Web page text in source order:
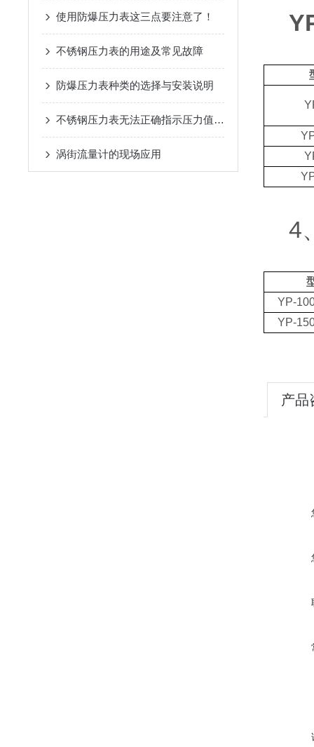
使用防爆压力表这三点要注意了！
不锈钢压力表的用途及常见故障
防爆压力表种类的选择与安装说明
不锈钢压力表无法正确指示压力值的处理
涡街流量计的现场应用
4
YP-
YP-
产品